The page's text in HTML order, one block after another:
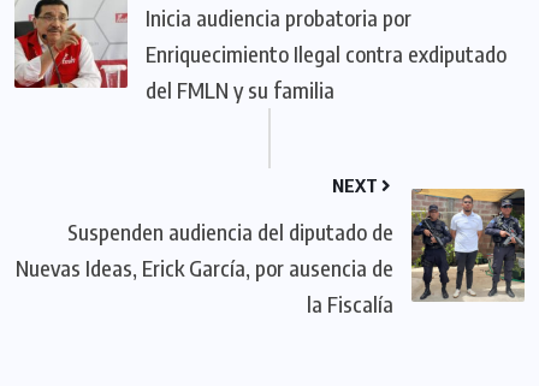
Inicia audiencia probatoria por
Enriquecimiento Ilegal contra exdiputado
del FMLN y su familia
NEXT
Suspenden audiencia del diputado de
Nuevas Ideas, Erick García, por ausencia de
la Fiscalía